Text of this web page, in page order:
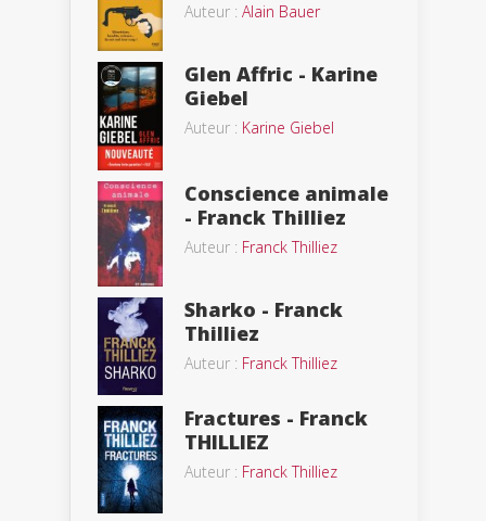
Auteur : Alain Bauer
Glen Affric - Karine
Giebel
Auteur : Karine Giebel
Conscience animale
- Franck Thilliez
Auteur : Franck Thilliez
Sharko - Franck
Thilliez
Auteur : Franck Thilliez
Fractures - Franck
THILLIEZ
Auteur : Franck Thilliez